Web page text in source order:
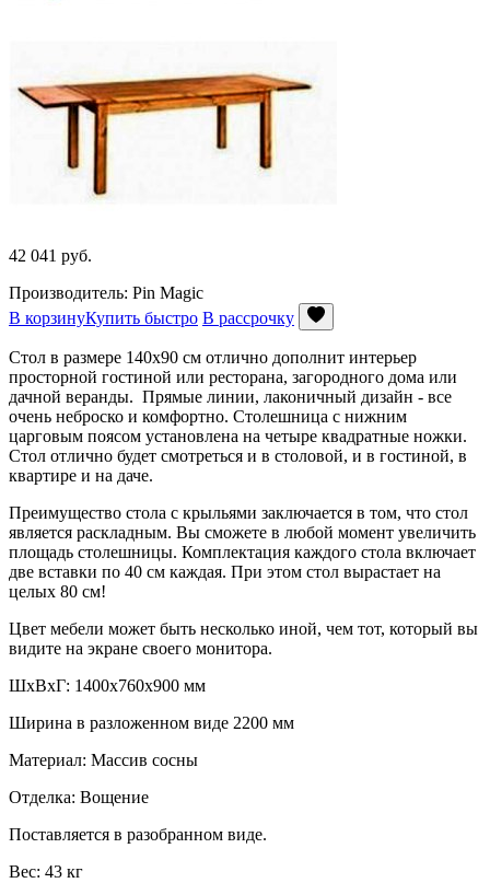
42 041 руб.
Производитель: Pin Magic
В корзинуКупить быстро В рассрочку
Стол в размере 140х90 см отлично дополнит интерьер
просторной гостиной или ресторана, загородного дома или
дачной веранды. Прямые линии, лаконичный дизайн - все
очень неброско и комфортно. Столешница с нижним
царговым поясом установлена на четыре квадратные ножки.
Стол отлично будет смотреться и в столовой, и в гостиной, в
квартире и на даче.
Преимущество стола с крыльями заключается в том, что стол
является раскладным. Вы сможете в любой момент увеличить
площадь столешницы. Комплектация каждого стола включает
две вставки по 40 см каждая. При этом стол вырастает на
целых 80 см!
Цвет мебели может быть несколько иной, чем тот, который вы
видите на экране своего монитора.
ШxВхГ: 1400х760х900 мм
Ширина в разложенном виде 2200 мм
Материал: Массив сосны
Отделка: Вощение
Поставляется в разобранном виде.
Вес: 43 кг